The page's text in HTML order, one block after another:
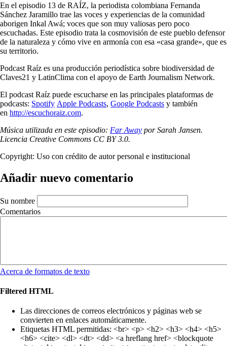
En el episodio 13 de RAÍZ, la periodista colombiana Fernanda
Sánchez Jaramillo trae las voces y experiencias de la comunidad
aborigen Inkal Awá; voces que son muy valiosas pero poco
escuchadas. Este episodio trata la cosmovisión de este pueblo defensor
de la naturaleza y cómo vive en armonía con esa «casa grande», que es
su territorio.
Podcast Raíz es una producción periodística sobre biodiversidad de
Claves21 y LatinClima con el apoyo de Earth Journalism Network.
El podcast Raíz puede escucharse en las principales plataformas de
podcasts: Spotify Apple Podcasts, Google Podcasts y también
en http://escuchoraiz.com.
Música utilizada en este episodio: Far Away por Sarah Jansen.
Licencia Creative Commons CC BY 3.0.
Copyright: Uso con crédito de autor personal e institucional
Añadir nuevo comentario
Su nombre
Comentarios
Acerca de formatos de texto
Filtered HTML
Las direcciones de correos electrónicos y páginas web se
convierten en enlaces automáticamente.
Etiquetas HTML permitidas: <br> <p> <h2> <h3> <h4> <h5>
<h6> <cite> <dl> <dt> <dd> <a hreflang href> <blockquote